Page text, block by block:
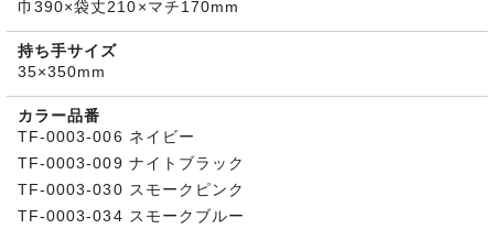
巾390×袋丈210×マチ170mm
持ち手サイズ
35×350mm
カラー品番
TF-0003-006 ネイビー
TF-0003-009 ナイトブラック
TF-0003-030 スモークピンク
TF-0003-034 スモークブルー